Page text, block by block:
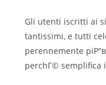
Gli utenti iscritti ai
tantissimi, e tutti
perennemente
perchГ© semplifica